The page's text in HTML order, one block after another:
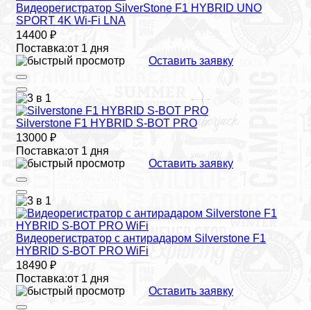
Видеорегистратор SilverStone F1 HYBRID UNO
SPORT 4K Wi-Fi LNA
14400 ₽
Поставка:от 1 дня
Оставить заявку
Silverstone F1 HYBRID S-BOT PRO
13000 ₽
Поставка:от 1 дня
Оставить заявку
Видеорегистратор с антирадаром Silverstone F1
HYBRID S-BOT PRO WiFi
18490 ₽
Поставка:от 1 дня
Оставить заявку